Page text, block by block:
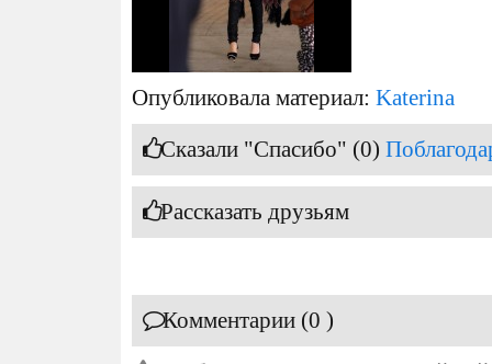
Опубликовала материал: Katerina
Сказали "Спасибо" (0)
Рассказать друзьям
Комментарии (0 )